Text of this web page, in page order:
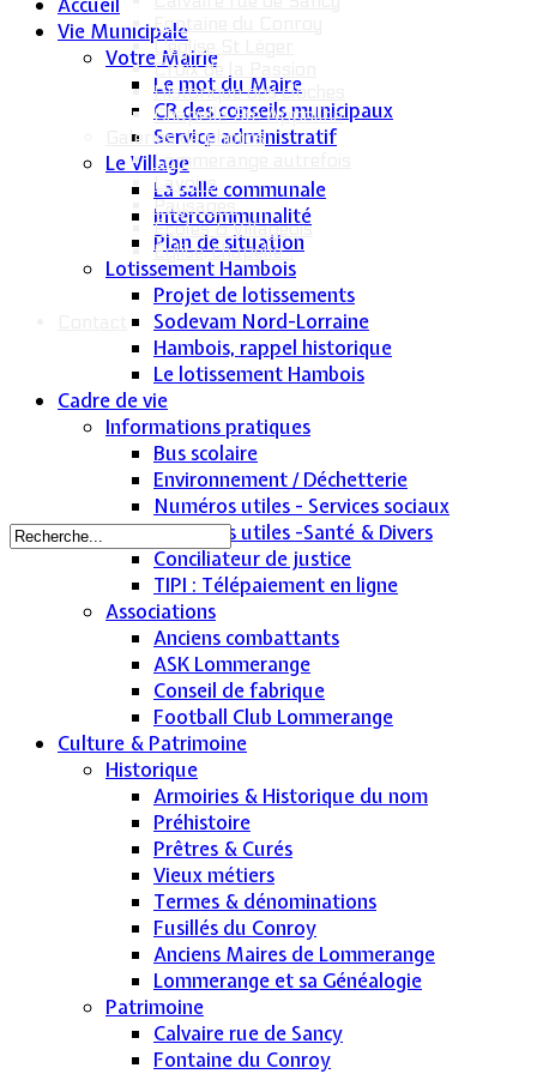
Fontaine du Conroy
L'église St Léger
Croix de la Passion
Historique des cloches
Chapelle Ste Appoline
Galeries de photos
Lommerange autrefois
Lavoirs
Paysages
Écoles & Villageois
Église, chapelle...
Vie Municipale
Votre Mairie
Le mot du Maire
CR des conseils municipaux
Service administratif
Le Village
La salle communale
Intercommunalité
Plan de situation
Lotissement Hambois
Projet de lotissements
Sodevam Nord-Lorraine
Hambois, rappel historique
Le lotissement Hambois
Cadre de vie
Informations pratiques
Bus scolaire
Environnement / Déchetterie
Numéros utiles - Services sociaux
Numéros utiles -Santé & Divers
Conciliateur de justice
TIPI : Télépaiement en ligne
Associations
Anciens combattants
ASK Lommerange
Conseil de fabrique
Football Club Lommerange
Culture & Patrimoine
Historique
Armoiries & Historique du nom
Préhistoire
Prêtres & Curés
Vieux métiers
Termes & dénominations
Fusillés du Conroy
Anciens Maires de Lommerange
Lommerange et sa Généalogie
Patrimoine
Calvaire rue de Sancy
Fontaine du Conroy